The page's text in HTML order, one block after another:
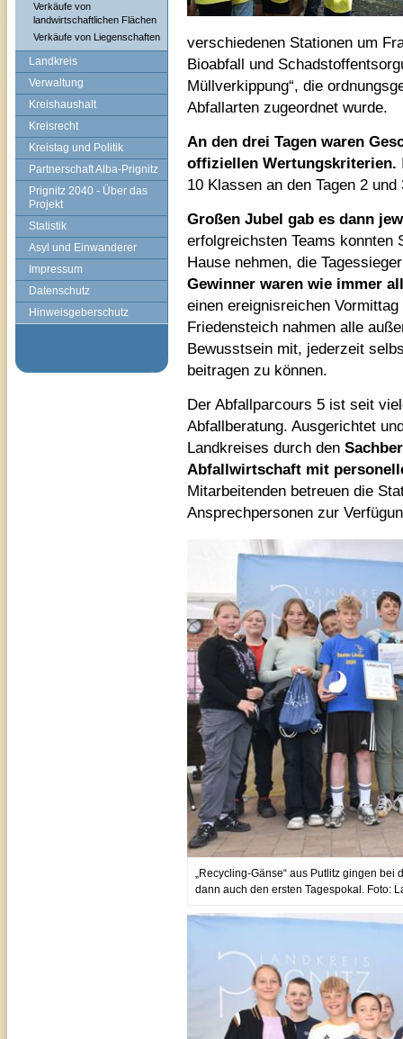
Verkäufe von
landwirtschaftlichen Flächen
Verkäufe von Liegenschaften
Landkreis
Verwaltung
Kreishaushalt
Kreisrecht
Kreistag und Politik
Partnerschaft Alba-Prignitz
Prignitz 2040 - Über das
Projekt
Statistik
Asyl und Einwanderer
Impressum
Datenschutz
Hinweisgeberschutz
verschiedenen Stationen um
Bioabfall und
Müllverkippung“, die
Abfallarten zugeordnet wurde.
An den drei Tagen waren
offiziellen Wertungskriterien.
10 Klassen an den Tagen 2
Großen Jubel gab es dann
erfolgreichsten Teams
Hause nehmen, die
Gewinner waren wie immer
einen ereignisreichen
Friedensteich nahmen alle
Bewusstsein mit, jederzeit
beitragen zu können.
Der Abfallparcours 5 ist seit
Abfallberatung. Ausgerichtet
Landkreises durch den
Abfallwirtschaft mit
Mitarbeitenden betreuen die
Ansprechpersonen zur
„Recycling-Gänse“ aus Putlitz gingen
dann auch den ersten Tagespokal. Foto: